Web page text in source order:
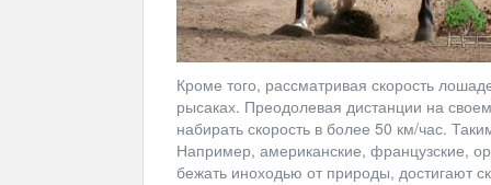
Кроме того, рассматривая скорость
рысаках. Преодолевая дистанции на
набирать скорость в более 50 км/час.
Например, американские, французские,
бежать иноходью от природы, достигают